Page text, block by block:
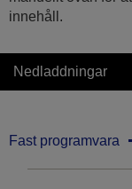
innehåll.
Nedladdningar
Fast programvara